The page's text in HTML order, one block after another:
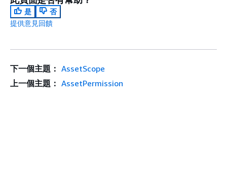
是
否
提供意見回饋
下一個主題： AssetScope
上一個主題： AssetPermission